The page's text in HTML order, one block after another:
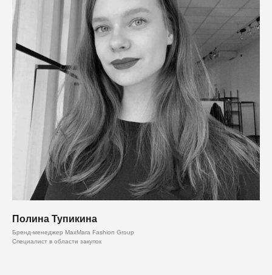
Полина Тупикина
Бренд-менеджер MaxMara Fashion Group
Специалист в области закупок